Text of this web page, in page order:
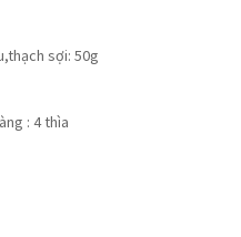
sợi: 50g
: 4 thìa